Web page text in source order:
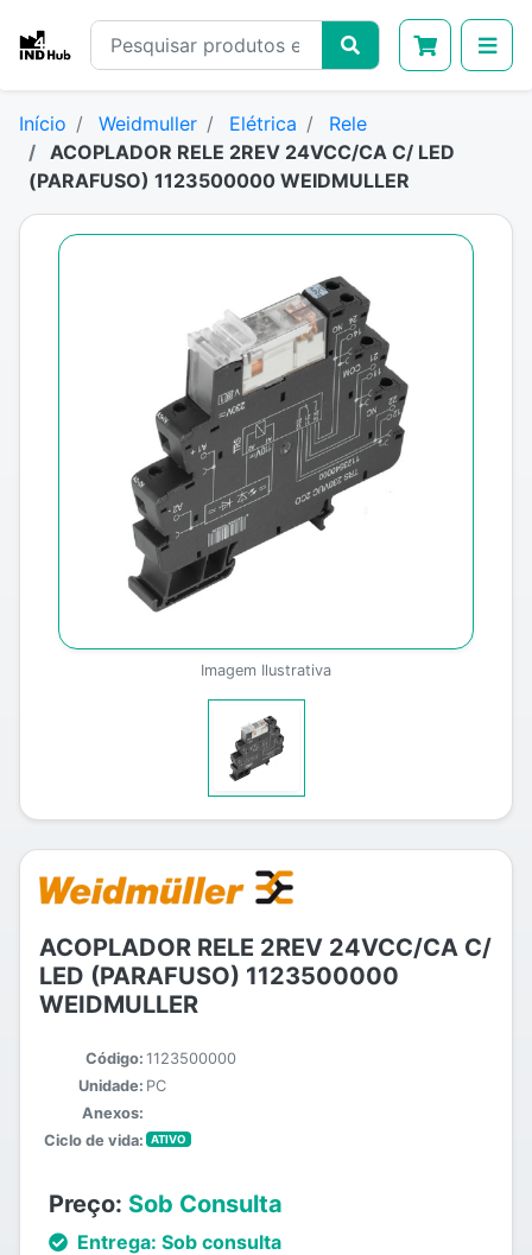
Início Weidmuller Elétrica
Rele
ACOPLADOR RELE 2REV 24VCC/CA C/ LED
(PARAFUSO) 1123500000 WEIDMULLER
Imagem Ilustrativa
ACOPLADOR RELE 2REV 24VCC/CA C/
LED (PARAFUSO) 1123500000
WEIDMULLER
Código: 1123500000
Unidade: PC
Anexos:
Ciclo de vida:
ATIVO
Preço: Sob Consulta
Entrega: Sob consulta